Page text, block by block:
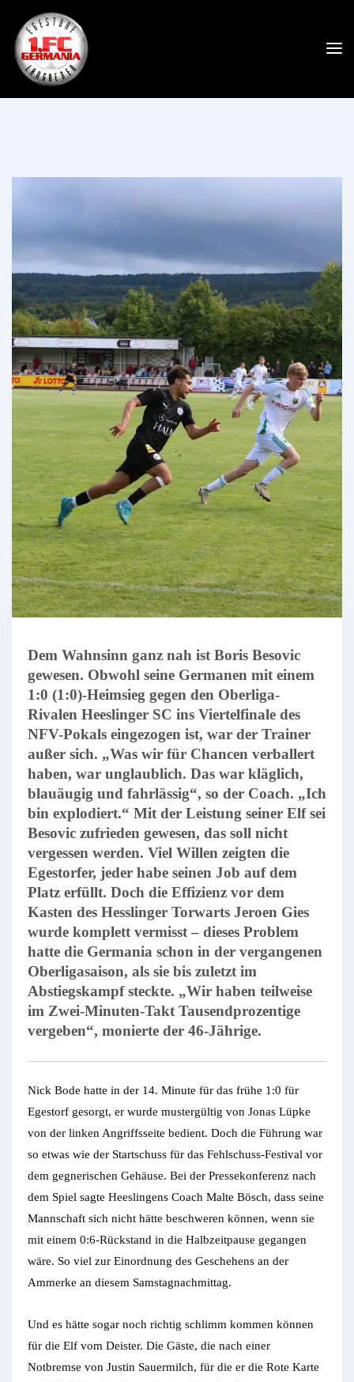
Dem Wahnsinn ganz nah ist Boris Besovic
gewesen. Obwohl seine Germanen mit einem
1:0 (1:0)-Heimsieg gegen den Oberliga-
Rivalen Heeslinger SC ins Viertelfinale des
NFV-Pokals eingezogen ist, war der Trainer
außer sich. „Was wir für Chancen verballert
haben, war unglaublich. Das war kläglich,
blauäugig und fahrlässig“, so der Coach. „Ich
bin explodiert.“ Mit der Leistung seiner Elf sei
Besovic zufrieden gewesen, das soll nicht
vergessen werden. Viel Willen zeigten die
Egestorfer, jeder habe seinen Job auf dem
Platz erfüllt. Doch die Effizienz vor dem
Kasten des Hesslinger Torwarts Jeroen Gies
wurde komplett vermisst – dieses Problem
hatte die Germania schon in der vergangenen
Oberligasaison, als sie bis zuletzt im
Abstiegskampf steckte. „Wir haben teilweise
im Zwei-Minuten-Takt Tausendprozentige
vergeben“, monierte der 46-Jährige.
Nick Bode hatte in der 14. Minute für das frühe 1:0 für
Egestorf gesorgt, er wurde mustergültig von Jonas Lüpke
von der linken Angriffsseite bedient. Doch die Führung war
so etwas wie der Startschuss für das Fehlschuss-Festival vor
dem gegnerischen Gehäuse. Bei der Pressekonferenz nach
dem Spiel sagte Heeslingens Coach Malte Bösch, dass seine
Mannschaft sich nicht hätte beschweren können, wenn sie
mit einem 0:6-Rückstand in die Halbzeitpause gegangen
wäre. So viel zur Einordnung des Geschehens an der
Ammerke an diesem Samstagnachmittag.
Und es hätte sogar noch richtig schlimm kommen können
für die Elf vom Deister. Die Gäste, die nach einer
Notbremse von Justin Sauermilch, für die er die Rote Karte